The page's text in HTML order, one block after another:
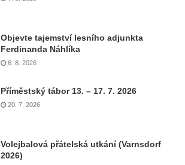
Objevte tajemství lesního adjunkta
Ferdinanda Náhlíka
6. 8. 2026
Příměstský tábor 13. – 17. 7. 2026
20. 7. 2026
Volejbalová přátelská utkání (Varnsdorf
2026)